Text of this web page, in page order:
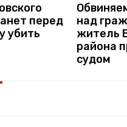
перед
убить
над
житель
района
судом